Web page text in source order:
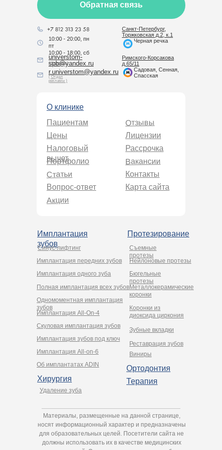
Хирургия
Имплантация All-on-6
Удаление зуба
Имплантация зубов под ключ
Cкуловая имплантация зубов
Имплантация All-On-4
Ортодонтия
Терапия
Имплантация
зубов
Одномоментная имплантация
зубов
Полная имплантация всех зубов
Имплантация одного зуба
Имплантация передних зубов
Об имплантатах ADIN
Синус-лифтинг
Нейлоновые протезы
Бюгельные
протезы
Металлокерамические
коронки
Коронки из
диоксида циркония
Зубные вкладки
Реставрация зубов
Виниры
Протезирование
Съемные
протезы
Обратная связь
r.universtom@yandex.ru
( Отдел
рекламы )
universtom-
spb@yandex.ru
( Клиника )
10:00 - 20:00, пн
пт
10:00 - 18:00, сб
О клинике
Акции
Вопрос-ответ
Статьи
Портфолио
Налоговый
вычет
Цены
Пациентам
Контакты
Вакансии
Рассрочка
Лицензии
Отзывы
Карта сайта
Материалы, размещенные на данной странице,
носят информационный характер и предназначены
для образовательных целей. Посетители сайта не
должны использовать их в качестве медицинских
Санкт-Петербург,
Торжковская д.2, к.1
Черная речка
Римского-Корсакова
д.65/11
Садовая, Сенная,
Спасская